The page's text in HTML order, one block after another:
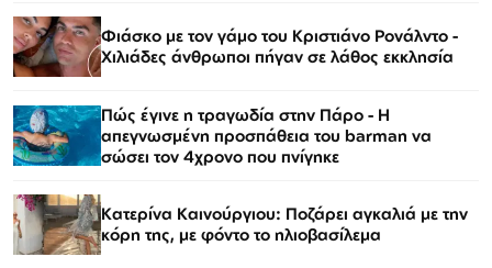
Φιάσκο με τον γάμο του Κριστιάνο Ρονάλντο -
Χιλιάδες άνθρωποι πήγαν σε λάθος εκκλησία
Πώς έγινε η τραγωδία στην Πάρο - Η
απεγνωσμένη προσπάθεια του barman να
σώσει τον 4χρονο που πνίγηκε
Κατερίνα Καινούργιου: Ποζάρει αγκαλιά με την
κόρη της, με φόντο το ηλιοβασίλεμα